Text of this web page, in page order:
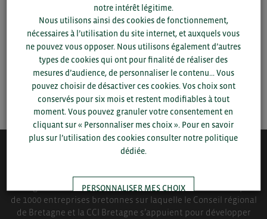
SAUVEGARDER
Bretagne Commerce International est une association de plus
de 1000 entreprises bretonnes sur laquelle le Conseil régional
de Bretagne et la CCI Bretagne s’appuient pour développer
notre intérêt légitime.
Nous utilisons ainsi des cookies de fonctionnement,
nécessaires à l’utilisation du site internet, et auxquels vous
ne pouvez vous opposer. Nous utilisons également d’autres
types de cookies qui ont pour finalité de réaliser des
mesures d’audience, de personnaliser le contenu... Vous
pouvez choisir de désactiver ces cookies. Vos choix sont
conservés pour six mois et restent modifiables à tout
moment. Vous pouvez granuler votre consentement en
cliquant sur « Personnaliser mes choix ». Pour en savoir
plus sur l’utilisation des cookies consulter notre politique
dédiée.
PERSONNALISER MES CHOIX